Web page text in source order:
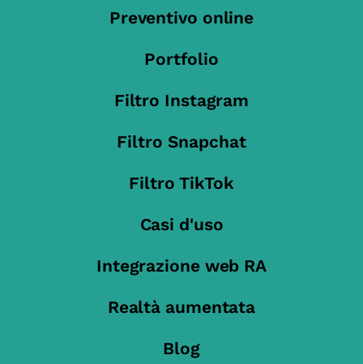
Preventivo online
Portfolio
Filtro Instagram
Filtro Snapchat
Filtro TikTok
Casi d'uso
Integrazione web RA
Realtà aumentata
Blog